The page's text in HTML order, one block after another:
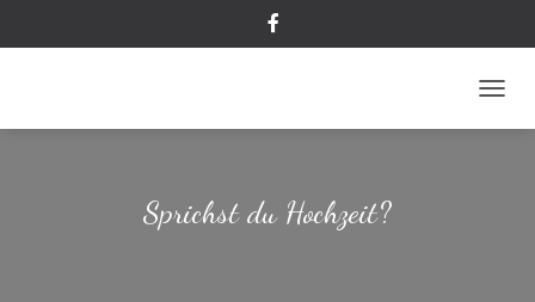
Sprichst du Hochzeit?